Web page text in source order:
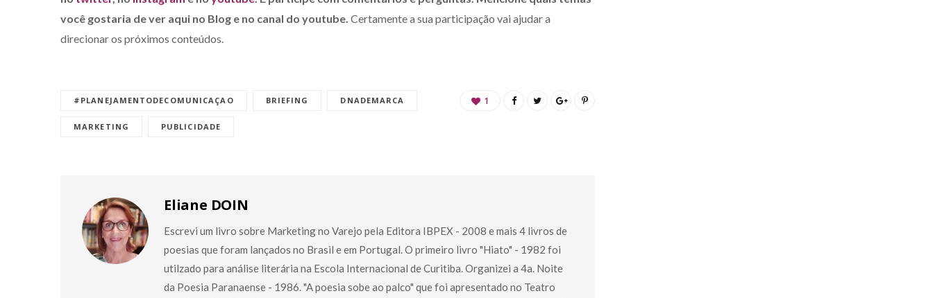
você gostaria de ver aqui no Blog e no canal do youtube. Certamente a sua participação vai ajudar a
direcionar os próximos conteúdos.
#PLANEJAMENTODECOMUNICAÇAO BRIEFING DNADEMARCA
MARKETING PUBLICIDADE
1
Eliane DOIN
Escrevi um livro sobre Marketing no Varejo pela Editora IBPEX - 2008 e mais 4 livros de
poesias que foram lançados no Brasil e em Portugal. O primeiro livro "Hiato" - 1982 foi
utilzado para análise literária na Escola Internacional de Curitiba. Organizei a 4a. Noite
da Poesia Paranaense - 1986. "A poesia sobe ao palco" que foi apresentado no Teatro